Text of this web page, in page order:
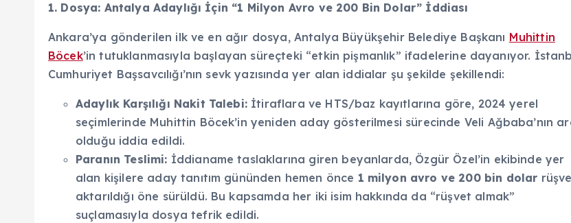
1. Dosya: Antalya Adaylığı İçin “1 Milyon Avro ve 200 Bin Dolar” İddiası
Ankara’ya gönderilen ilk ve en ağır dosya, Antalya Büyükşehir Belediye Başkanı Muhittin
Böcek’in tutuklanmasıyla başlayan süreçteki “etkin pişmanlık” ifadelerine dayanıyor.
Cumhuriyet Başsavcılığı’nın sevk yazısında yer alan iddialar şu şekilde şekillendi:
Adaylık Karşılığı Nakit Talebi:İtiraflara ve HTS/baz kayıtlarına göre, 2024 yerel
seçimlerinde Muhittin Böcek’in yeniden aday gösterilmesi sürecinde Veli Ağbaba’nın
olduğu iddia edildi.
Paranın Teslimi: İddianame taslaklarına giren beyanlarda, Özgür Özel’in ekibinde yer
alan kişilere aday tanıtım gününden hemen önce 1 milyon avro ve 200 bin dolar
aktarıldığı öne sürüldü. Bu kapsamda her iki isim hakkında da “rüşvet almak”
suçlamasıyla dosya tefrik edildi.